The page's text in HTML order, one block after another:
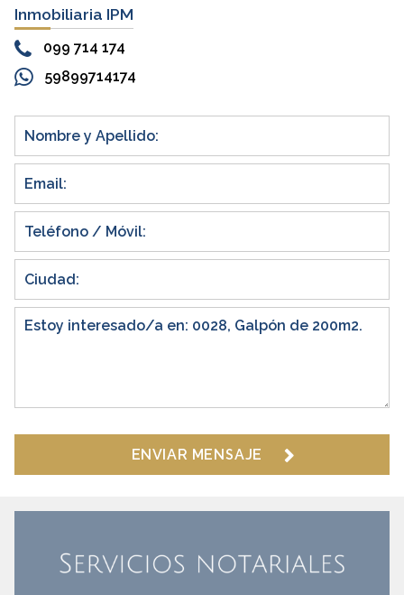
Inmobiliaria IPM
099 714 174
59899714174
ENVIAR MENSAJE